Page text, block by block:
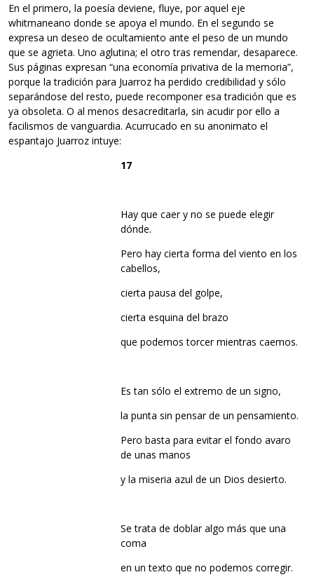
En el primero, la poesía deviene, fluye, por aquel eje
whitmaneano donde se apoya el mundo. En el segundo se
expresa un deseo de ocultamiento ante el peso de un mundo
que se agrieta. Uno aglutina; el otro tras remendar, desaparece.
Sus páginas expresan “una economía privativa de la memoria”,
porque la tradición para Juarroz ha perdido credibilidad y sólo
separándose del resto, puede recomponer esa tradición que es
ya obsoleta. O al menos desacreditarla, sin acudir por ello a
facilismos de vanguardia. Acurrucado en su anonimato el
espantajo Juarroz intuye:
17
Hay que caer y no se puede elegir
dónde.
Pero hay cierta forma del viento en los
cabellos,
cierta pausa del golpe,
cierta esquina del brazo
que podemos torcer mientras caemos.
Es tan sólo el extremo de un signo,
la punta sin pensar de un pensamiento.
Pero basta para evitar el fondo avaro
de unas manos
y la miseria azul de un Dios desierto.
Se trata de doblar algo más que una
coma
en un texto que no podemos corregir.